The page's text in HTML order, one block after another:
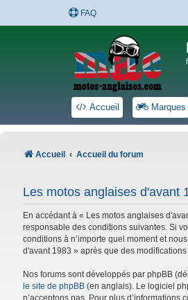
FAQ
Accueil Marques
Accueil Accueil du forum
Les motos anglaises d'avant
En accédant à « Les motos anglaises
responsable des conditions suivantes. Si
conditions à n’importe quel moment et
d'avant 1983 » après que des
Nos forums sont développés par phpBB
le site de phpBB (en anglais). Le logiciel